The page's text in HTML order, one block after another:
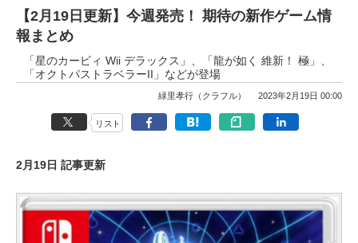
【2月19日更新】今週発売！ 期待の新作ゲーム情
報まとめ
「星のカービィ Wii デラックス」、「龍が如く 維新！ 極」、
「オクトパストラベラーII」などが登場
緑里孝行（クラフル） 2023年2月19日 00:00
リスト
2月19日 記事更新